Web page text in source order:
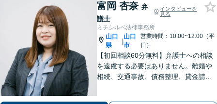
富岡 杏奈 弁
護士
インタビューを
見る
ミチシルベ法律事務所
山口
県
|
山口
市
営業時間：10:00~12:00（平
日）
【初回相談60分無料】弁護士への相談
を遠慮する必要はありません。離婚や
相続、交通事故、債務整理、貸金請求